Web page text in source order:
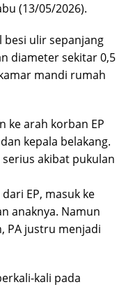
(13/05/2026).
besi ulir sepanjang
diameter sekitar 0,5
mandi rumah
ke arah korban EP
kepala belakang.
akibat pukulan
EP, masuk ke
anaknya. Namun
PA justru menjadi
kali pada